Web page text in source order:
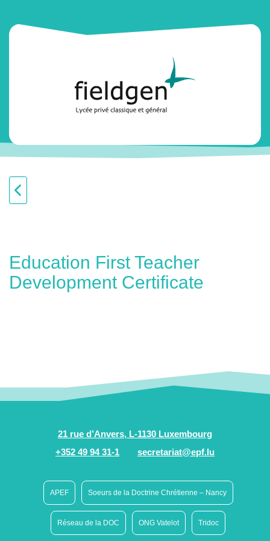
Education First Teacher
Development Certificate
21 rue d’Anvers, L-1130 Luxembourg
+352 49 94 31-1
secretariat@epf.lu
APEF Soeurs de la Doctrine Chrétienne – Nancy
Réseau de la DOC ONG Vatelot Tridoc